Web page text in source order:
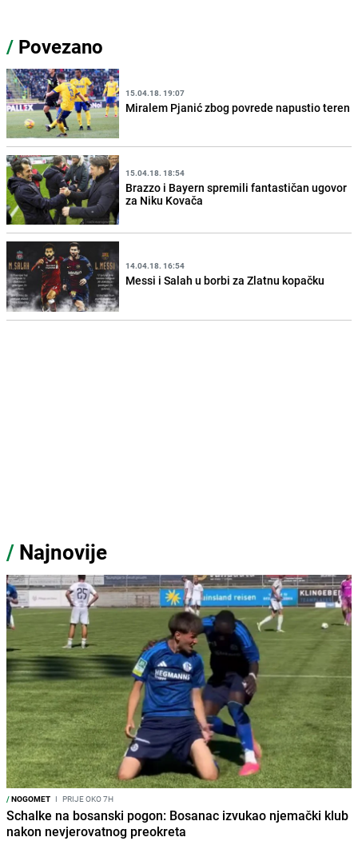
/ Povezano
15.04.18. 19:07
Miralem Pjanić zbog povrede napustio teren
15.04.18. 18:54
Brazzo i Bayern spremili fantastičan ugovor
za Niku Kovača
14.04.18. 16:54
Messi i Salah u borbi za Zlatnu kopačku
/ Najnovije
/NOGOMET I PRIJE OKO 7H
Schalke na bosanski pogon: Bosanac izvukao njemački klub
nakon nevjerovatnog preokreta